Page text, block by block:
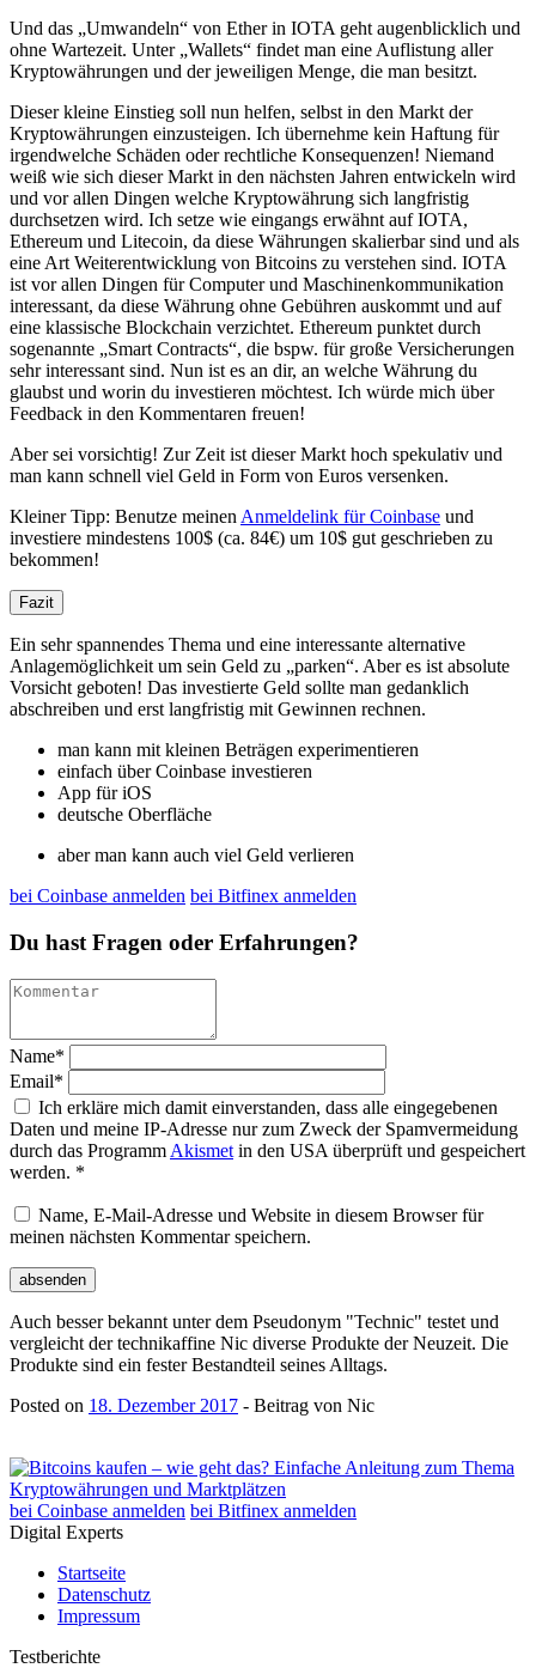
Und das „Umwandeln“ von Ether in IOTA geht augenblicklich und
ohne Wartezeit. Unter „Wallets“ findet man eine Auflistung aller
Kryptowährungen und der jeweiligen Menge, die man besitzt.
Dieser kleine Einstieg soll nun helfen, selbst in den Markt der
Kryptowährungen einzusteigen. Ich übernehme kein Haftung für
irgendwelche Schäden oder rechtliche Konsequenzen! Niemand
weiß wie sich dieser Markt in den nächsten Jahren entwickeln wird
und vor allen Dingen welche Kryptowährung sich langfristig
durchsetzen wird. Ich setze wie eingangs erwähnt auf IOTA,
Ethereum und Litecoin, da diese Währungen skalierbar sind und als
eine Art Weiterentwicklung von Bitcoins zu verstehen sind. IOTA
ist vor allen Dingen für Computer und Maschinenkommunikation
interessant, da diese Währung ohne Gebühren auskommt und auf
eine klassische Blockchain verzichtet. Ethereum punktet durch
sogenannte „Smart Contracts“, die bspw. für große Versicherungen
sehr interessant sind. Nun ist es an dir, an welche Währung du
glaubst und worin du investieren möchtest. Ich würde mich über
Feedback in den Kommentaren freuen!
Aber sei vorsichtig! Zur Zeit ist dieser Markt hoch spekulativ und
man kann schnell viel Geld in Form von Euros versenken.
Kleiner Tipp: Benutze meinen Anmeldelink für Coinbase und
investiere mindestens 100$ (ca. 84€) um 10$ gut geschrieben zu
bekommen!
Fazit
Ein sehr spannendes Thema und eine interessante alternative
Anlagemöglichkeit um sein Geld zu „parken“. Aber es ist absolute
Vorsicht geboten! Das investierte Geld sollte man gedanklich
abschreiben und erst langfristig mit Gewinnen rechnen.
man kann mit kleinen Beträgen experimentieren
einfach über Coinbase investieren
App für iOS
deutsche Oberfläche
aber man kann auch viel Geld verlieren
bei Coinbase anmelden bei Bitfinex anmelden
Du hast Fragen oder Erfahrungen?
Name*
Email*
Ich erkläre mich damit einverstanden, dass alle eingegebenen
Daten und meine IP-Adresse nur zum Zweck der Spamvermeidung
durch das Programm Akismet in den USA überprüft und gespeichert
werden. *
Name, E-Mail-Adresse und Website in diesem Browser für
meinen nächsten Kommentar speichern.
Auch besser bekannt unter dem Pseudonym "Technic" testet und
vergleicht der technikaffine Nic diverse Produkte der Neuzeit. Die
Produkte sind ein fester Bestandteil seines Alltags.
Posted on 18. Dezember 2017 - Beitrag von Nic
bei Coinbase anmelden bei Bitfinex anmelden
Digital Experts
Startseite
Datenschutz
Impressum
Testberichte